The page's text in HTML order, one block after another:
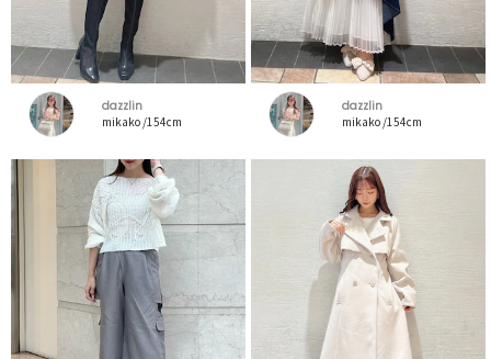
dazzlin
mikako /154cm
dazzlin
mikako /154cm